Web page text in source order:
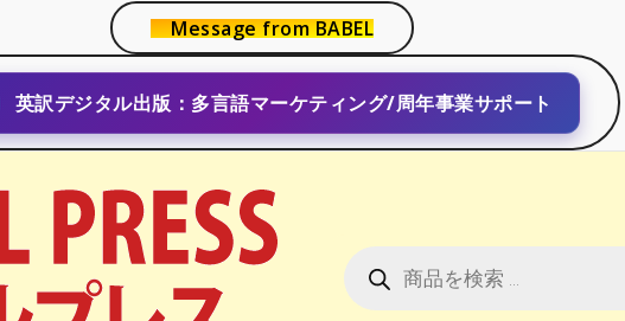
Message from BABEL
英訳デジタル出版：多言語マーケティング/周年事業サポート
商
品
検
索